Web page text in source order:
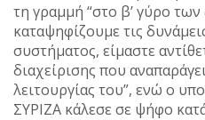
τη γραμμή “στο β’ γύρο
καταψηφίζουμε τις
συστήματος, είμαστε
διαχείρισης που
λειτουργίας του”, ενώ ο
ΣΥΡΙΖΑ κάλεσε σε ψήφο